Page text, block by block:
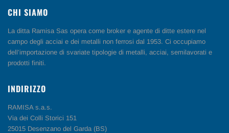
CHI SIAMO
La ditta Ramisa Sas opera come broker e agente di ditte estere nel
campo degli acciai e dei metalli non ferrosi dal 1953. Ci occupiamo
dell’importazione di svariate tipologie di metalli, acciai, semilavorati e
prodotti finiti.
INDIRIZZO
RAMISA s.a.s.
Via dei Colli Storici 151
25015 Desenzano del Garda (BS)